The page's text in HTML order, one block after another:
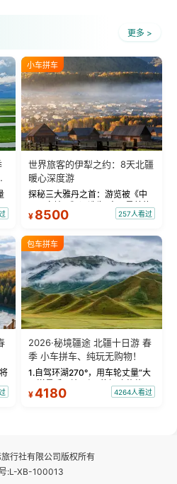
更多 >
小车拼车
世界旅客的伊犁之约：8天北疆
暖心深度游
探秘三大雅丹之首：游览被《中
国国家地理》评选为“中国最美的
三大雅丹”第一名的克拉玛依魔鬼
瓦人最大村落——禾木村，欣赏
晨雾与小木...
¥ 8500 257人看过
包车拼车
2026·秘境疆途 北疆十日游 春
季 小车拼车、纯玩无购物！
1.自驾环湖270°，用车轮丈量“大
西洋最后一滴眼泪”的极致蔚蓝，
让雪山、花海与深邃湖水在转弯
¥4180 4264人看过
行社有限公司版权所有
:L-XB-100013